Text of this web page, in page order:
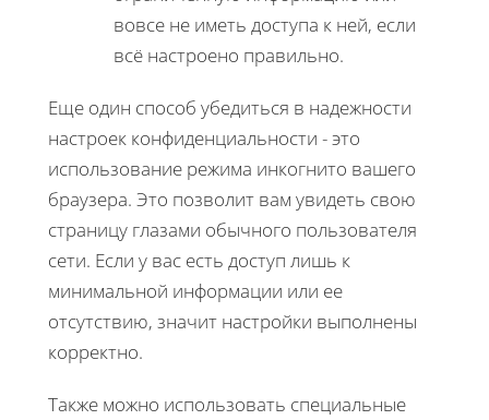
вовсе не иметь доступа к ней, если
всё настроено правильно.
Еще один способ убедиться в надежности
настроек конфиденциальности - это
использование режима инкогнито вашего
браузера. Это позволит вам увидеть свою
страницу глазами обычного пользователя
сети. Если у вас есть доступ лишь к
минимальной информации или ее
отсутствию, значит настройки выполнены
корректно.
Также можно использовать специальные